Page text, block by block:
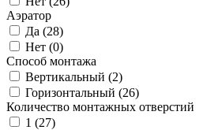
Аэратор
Да (28)
Нет (0)
Способ монтажа
Вертикальный (2)
Горизонтальный (26)
Количество монтажных отверстий
1 (27)